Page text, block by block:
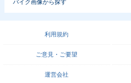
バイク画像から探す
利用規約
ご意見・ご要望
運営会社